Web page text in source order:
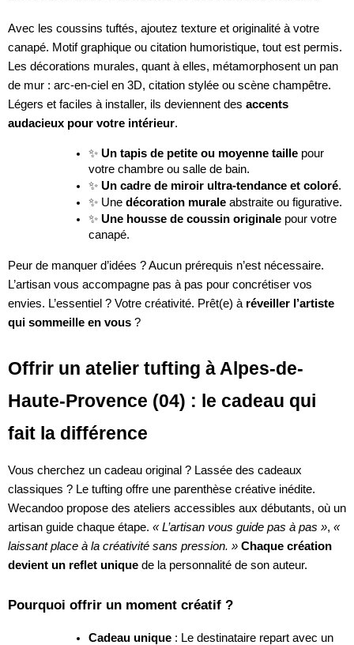
Avec les coussins tuftés, ajoutez texture et originalité à votre
canapé. Motif graphique ou citation humoristique, tout est permis.
Les décorations murales, quant à elles, métamorphosent un pan
de mur : arc-en-ciel en 3D, citation stylée ou scène champêtre.
Légers et faciles à installer, ils deviennent des accents
audacieux pour votre intérieur.
✨ Un tapis de petite ou moyenne taille pour
votre chambre ou salle de bain.
✨ Un cadre de miroir ultra-tendance et coloré.
✨ Une décoration murale abstraite ou figurative.
✨ Une housse de coussin originale pour votre
canapé.
Peur de manquer d’idées ? Aucun prérequis n’est nécessaire.
L’artisan vous accompagne pas à pas pour concrétiser vos
envies. L’essentiel ? Votre créativité. Prêt(e) à réveiller l’artiste
qui sommeille en vous ?
Offrir un atelier tufting à Alpes-de-
Haute-Provence (04) : le cadeau qui
fait la différence
Vous cherchez un cadeau original ? Lassée des cadeaux
classiques ? Le tufting offre une parenthèse créative inédite.
Wecandoo propose des ateliers accessibles aux débutants, où un
artisan guide chaque étape. « L’artisan vous guide pas à pas », «
laissant place à la créativité sans pression. » Chaque création
devient un reflet unique de la personnalité de son auteur.
Pourquoi offrir un moment créatif ?
Cadeau unique : Le destinataire repart avec un